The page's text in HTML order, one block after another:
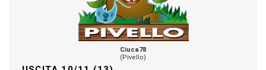
Ciuca78
(Pivello)